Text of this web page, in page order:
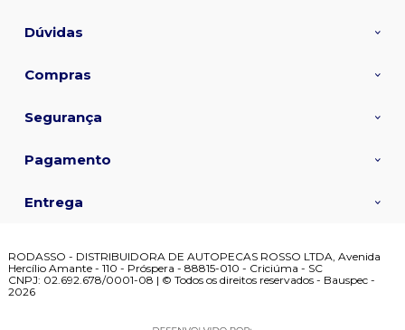
Dúvidas
Compras
Segurança
Pagamento
Entrega
RODASSO - DISTRIBUIDORA DE AUTOPECAS ROSSO LTDA, Avenida
Hercílio Amante - 110 - Próspera - 88815-010 - Criciúma - SC
CNPJ: 02.692.678/0001-08 | © Todos os direitos reservados - Bauspec -
2026